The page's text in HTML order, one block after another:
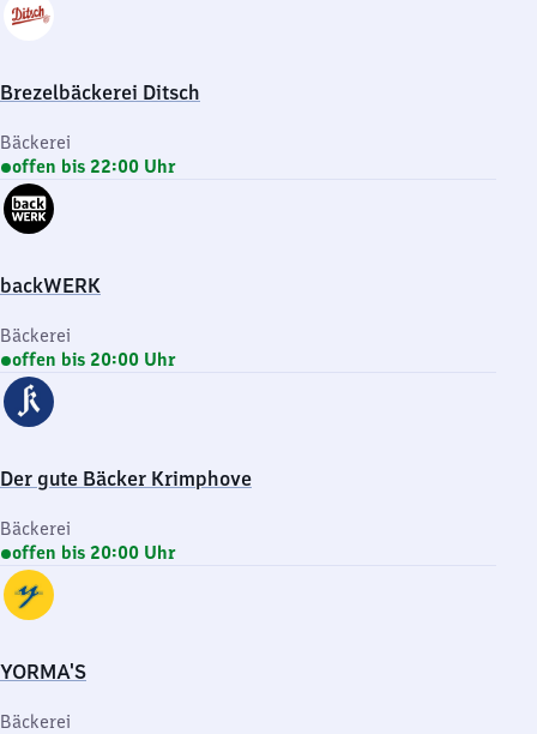
Brezelbäckerei Ditsch
Bäckerei
offen bis 22:00 Uhr
backWERK
Bäckerei
offen bis 20:00 Uhr
Der gute Bäcker Krimphove
Bäckerei
offen bis 20:00 Uhr
YORMA'S
Bäckerei